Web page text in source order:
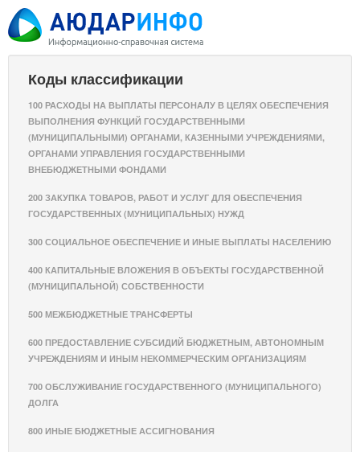
Коды классификации
100 РАСХОДЫ НА ВЫПЛАТЫ ПЕРСОНАЛУ В ЦЕЛЯХ ОБЕСПЕЧЕНИЯ
ВЫПОЛНЕНИЯ ФУНКЦИЙ ГОСУДАРСТВЕННЫМИ
(МУНИЦИПАЛЬНЫМИ) ОРГАНАМИ, КАЗЕННЫМИ УЧРЕЖДЕНИЯМИ,
ОРГАНАМИ УПРАВЛЕНИЯ ГОСУДАРСТВЕННЫМИ
ВНЕБЮДЖЕТНЫМИ ФОНДАМИ
200 ЗАКУПКА ТОВАРОВ, РАБОТ И УСЛУГ ДЛЯ ОБЕСПЕЧЕНИЯ
ГОСУДАРСТВЕННЫХ (МУНИЦИПАЛЬНЫХ) НУЖД
300 СОЦИАЛЬНОЕ ОБЕСПЕЧЕНИЕ И ИНЫЕ ВЫПЛАТЫ НАСЕЛЕНИЮ
400 КАПИТАЛЬНЫЕ ВЛОЖЕНИЯ В ОБЪЕКТЫ ГОСУДАРСТВЕННОЙ
(МУНИЦИПАЛЬНОЙ) СОБСТВЕННОСТИ
500 МЕЖБЮДЖЕТНЫЕ ТРАНСФЕРТЫ
600 ПРЕДОСТАВЛЕНИЕ СУБСИДИЙ БЮДЖЕТНЫМ, АВТОНОМНЫМ
УЧРЕЖДЕНИЯМ И ИНЫМ НЕКОММЕРЧЕСКИМ ОРГАНИЗАЦИЯМ
700 ОБСЛУЖИВАНИЕ ГОСУДАРСТВЕННОГО (МУНИЦИПАЛЬНОГО)
ДОЛГА
800 ИНЫЕ БЮДЖЕТНЫЕ АССИГНОВАНИЯ